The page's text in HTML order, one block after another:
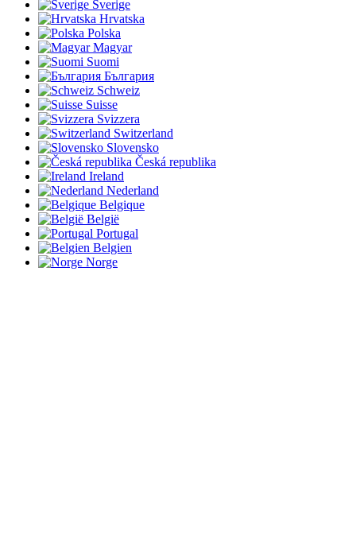
Sverige
Hrvatska
Polska
Magyar
Suomi
България
Schweiz
Suisse
Svizzera
Switzerland
Slovensko
Česká republika
Ireland
Nederland
Belgique
België
Portugal
Belgien
Norge